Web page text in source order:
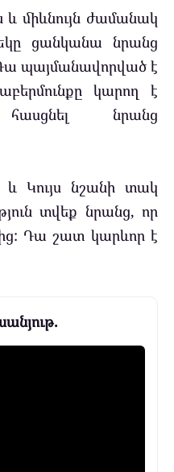
և միևնույն ժամանակ
ցանկանա նրանց
պայմանավորված է
կարող է
նրանց
և Կույս նշանի տակ
տվեք նրանց, որ
Դա շատ կարևոր է